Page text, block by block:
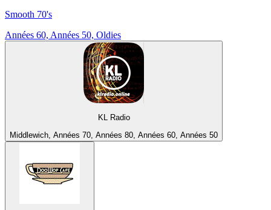
Smooth 70's
Années 60, Années 50, Oldies
KL Radio
Middlewich, Années 70, Années 80, Années 60, Années 50